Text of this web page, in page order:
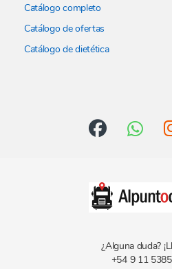
Catálogo completo
Catálogo de ofertas
Catálogo de dietética
¿Alguna duda?
+54 9 11